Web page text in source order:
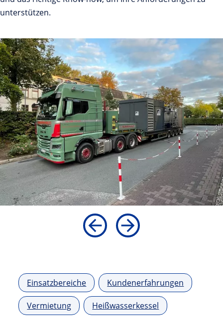
unterstützen.
Einsatzbereiche Kundenerfahrungen
Vermietung Heißwasserkessel